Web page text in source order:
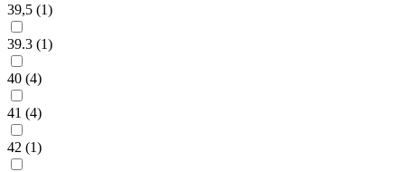
39,5 (1)
39.3 (1)
40 (4)
41 (4)
42 (1)